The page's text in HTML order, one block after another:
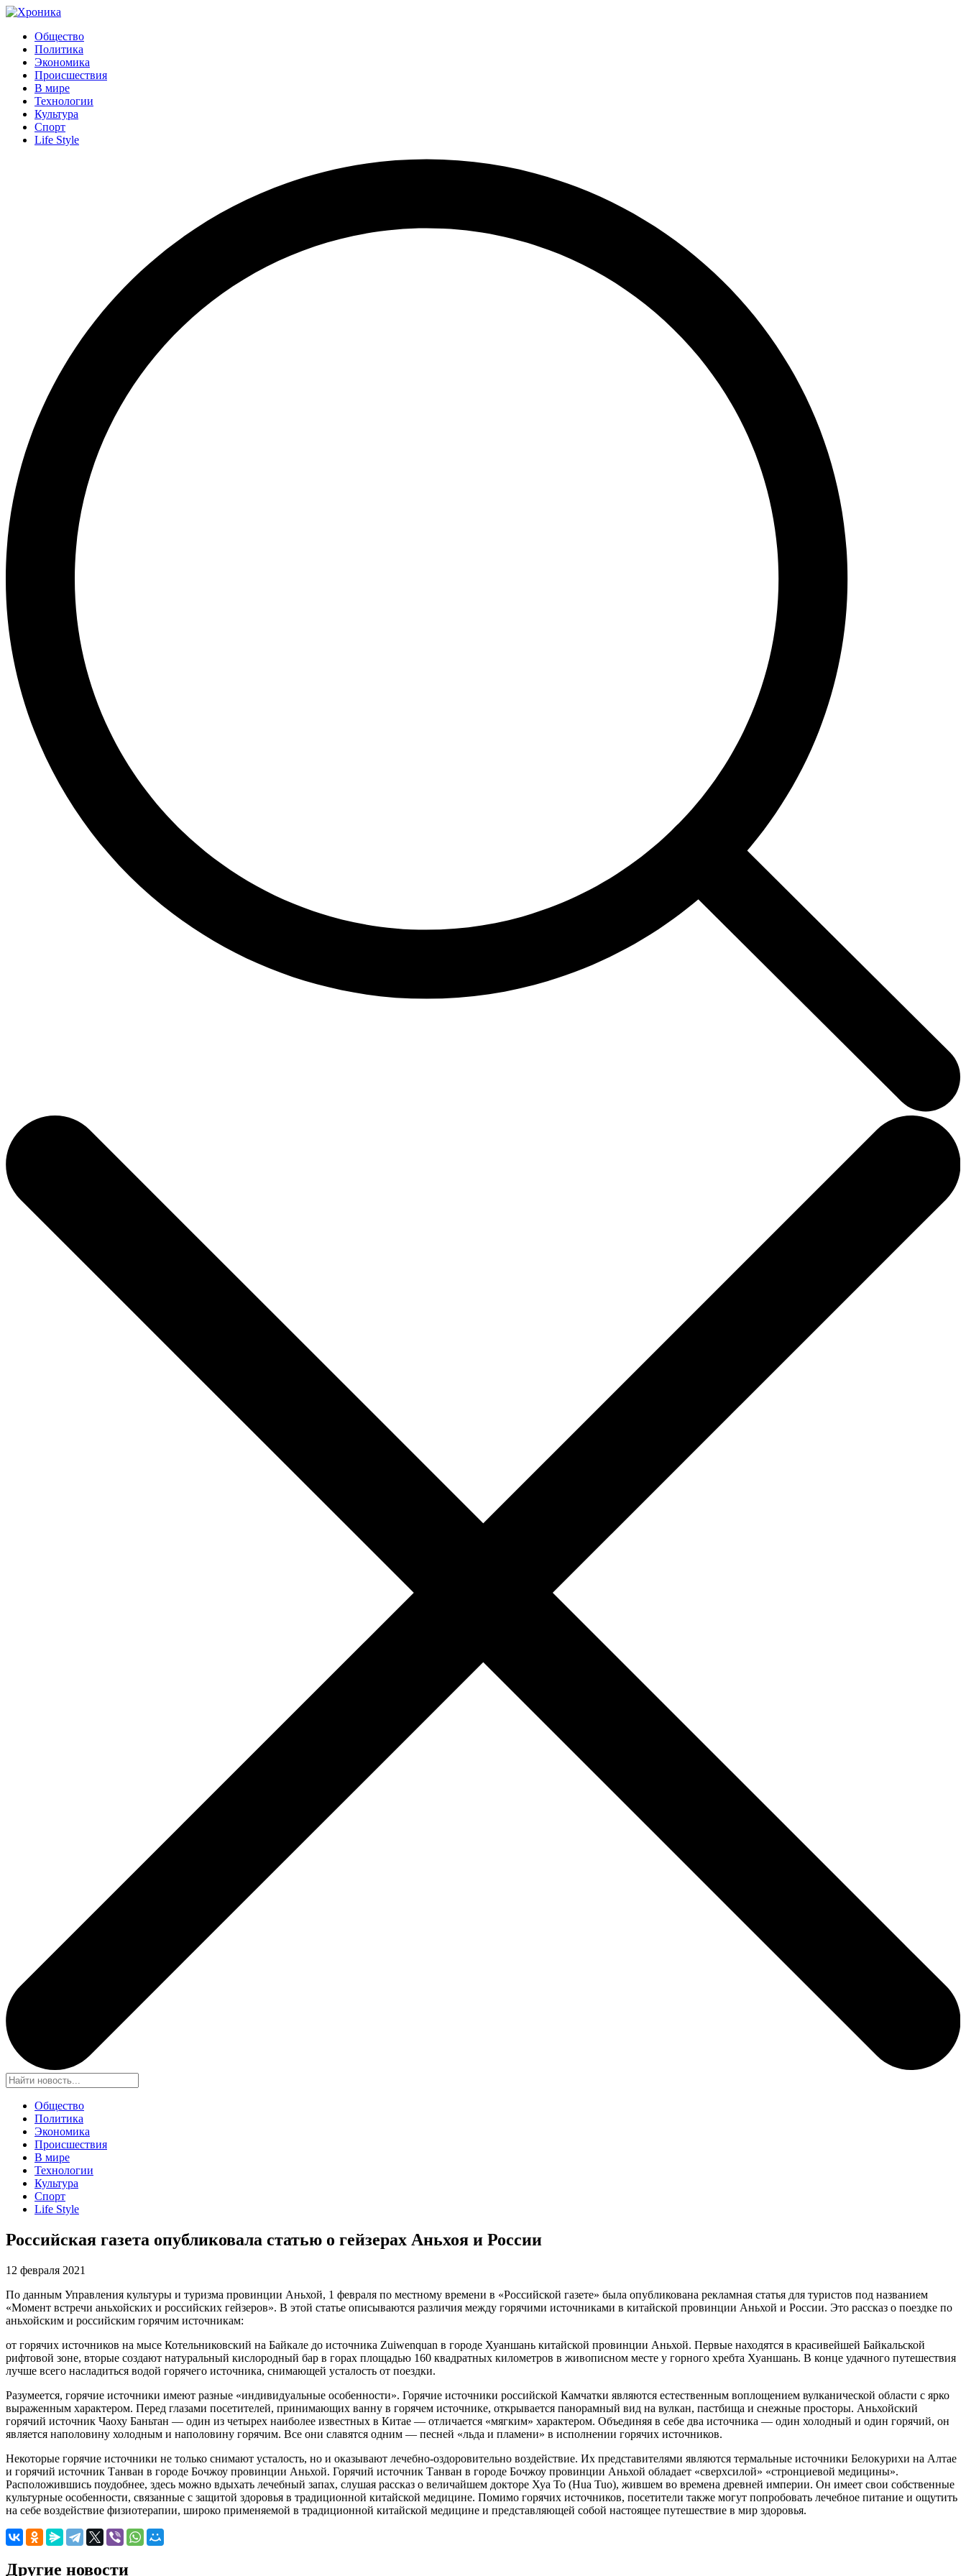
Общество
Политика
Экономика
Происшествия
В мире
Технологии
Культура
Спорт
Life Style
Общество
Политика
Экономика
Происшествия
В мире
Технологии
Культура
Спорт
Life Style
Российская газета опубликовала статью о гейзерах Аньхоя и России
12 февраля 2021
По данным Управления культуры и туризма провинции Аньхой, 1 февраля по местному времени в «Российской газете» была опубликована рекламная статья для туристов под названием
«Момент встречи аньхойских и российских гейзеров». В этой статье описываются различия между горячими источниками в китайской провинции Аньхой и России. Это рассказ о поездке по
аньхойским и российским горячим источникам:
от горячих источников на мысе Котельниковский на Байкале до источника Zuiwenquan в городе Хуаншань китайской провинции Аньхой. Первые находятся в красивейшей Байкальской
рифтовой зоне, вторые создают натуральный кислородный бар в горах площадью 160 квадратных километров в живописном месте у горного хребта Хуаншань. В конце удачного путешествия
лучше всего насладиться водой горячего источника, снимающей усталость от поездки.
Разумеется, горячие источники имеют разные «индивидуальные особенности». Горячие источники российской Камчатки являются естественным воплощением вулканической области с ярко
выраженным характером. Перед глазами посетителей, принимающих ванну в горячем источнике, открывается панорамный вид на вулкан, пастбища и снежные просторы. Аньхойский
горячий источник Чаоху Баньтан — один из четырех наиболее известных в Китае — отличается «мягким» характером. Объединяя в себе два источника — один холодный и один горячий, он
является наполовину холодным и наполовину горячим. Все они славятся одним — песней «льда и пламени» в исполнении горячих источников.
Некоторые горячие источники не только снимают усталость, но и оказывают лечебно-оздоровительно воздействие. Их представителями являются термальные источники Белокурихи на Алтае
и горячий источник Танван в городе Бочжоу провинции Аньхой. Горячий источник Танван в городе Бочжоу провинции Аньхой обладает «сверхсилой» «стронциевой медицины».
Расположившись поудобнее, здесь можно вдыхать лечебный запах, слушая рассказ о величайшем докторе Хуа То (Hua Tuo), жившем во времена древней империи. Он имеет свои собственные
культурные особенности, связанные с защитой здоровья в традиционной китайской медицине. Помимо горячих источников, посетители также могут попробовать лечебное питание и ощутить
на себе воздействие физиотерапии, широко применяемой в традиционной китайской медицине и представляющей собой настоящее путешествие в мир здоровья.
Другие новости